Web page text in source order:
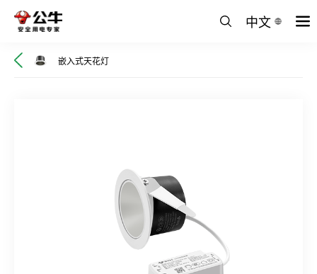
中文
嵌入式天花灯